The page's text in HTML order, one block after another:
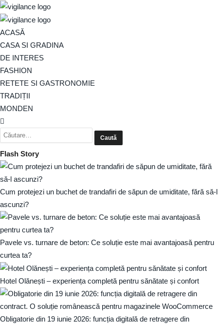
ACASĂ
CASA SI GRADINA
DE INTERES
FASHION
RETETE SI GASTRONOMIE
TRADIȚII
MONDEN
Flash Story
Cum protejezi un buchet de trandafiri de săpun de umiditate, fără să-l
ascunzi?
Pavele vs. turnare de beton: Ce soluție este mai avantajoasă pentru
curtea ta?
Hotel Olănești – experiența completă pentru sănătate și confort
Obligatorie din 19 iunie 2026: funcția digitală de retragere din